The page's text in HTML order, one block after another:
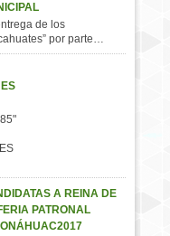
de los
por parte…
A REINA DE
PATRONAL